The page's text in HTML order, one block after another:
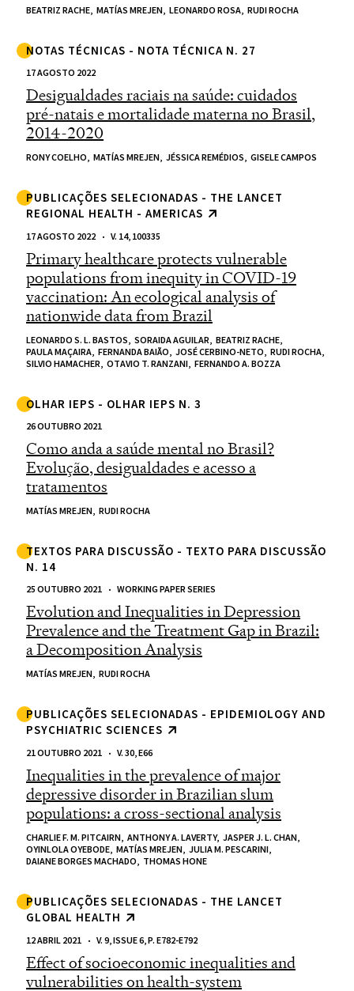
BEATRIZ RACHE, MATÍAS MREJEN, LEONARDO ROSA, RUDI ROCHA
NOTAS TÉCNICAS - NOTA TÉCNICA N. 27
17 AGOSTO 2022
Desigualdades raciais na saúde: cuidados
pré-natais e mortalidade materna no Brasil,
2014-2020
RONY COELHO, MATÍAS MREJEN, JÉSSICA REMÉDIOS, GISELE CAMPOS
PUBLICAÇÕES SELECIONADAS - THE LANCET
REGIONAL HEALTH - AMERICAS
17 AGOSTO 2022 V. 14, 100335
Primary healthcare protects vulnerable
populations from inequity in COVID-19
vaccination: An ecological analysis of
nationwide data from Brazil
LEONARDO S. L. BASTOS, SORAIDA AGUILAR, BEATRIZ RACHE,
PAULA MAÇAIRA, FERNANDA BAIÃO, JOSÉ CERBINO-NETO, RUDI ROCHA,
SILVIO HAMACHER, OTAVIO T. RANZANI, FERNANDO A. BOZZA
OLHAR IEPS - OLHAR IEPS N. 3
26 OUTUBRO 2021
Como anda a saúde mental no Brasil?
Evolução, desigualdades e acesso a
tratamentos
MATÍAS MREJEN, RUDI ROCHA
TEXTOS PARA DISCUSSÃO - TEXTO PARA DISCUSSÃO
N. 14
25 OUTUBRO 2021 WORKING PAPER SERIES
Evolution and Inequalities in Depression
Prevalence and the Treatment Gap in Brazil:
a Decomposition Analysis
MATÍAS MREJEN, RUDI ROCHA
PUBLICAÇÕES SELECIONADAS - EPIDEMIOLOGY AND
PSYCHIATRIC SCIENCES
21 OUTUBRO 2021 V. 30, E66
Inequalities in the prevalence of major
depressive disorder in Brazilian slum
populations: a cross-sectional analysis
CHARLIE F. M. PITCAIRN, ANTHONY A. LAVERTY, JASPER J. L. CHAN,
OYINLOLA OYEBODE, MATÍAS MREJEN, JULIA M. PESCARINI,
DAIANE BORGES MACHADO,
THOMAS HONE
PUBLICAÇÕES SELECIONADAS - THE LANCET
GLOBAL HEALTH
12 ABRIL 2021 V. 9, ISSUE 6, P. E782-E792
Effect of socioeconomic inequalities and
vulnerabilities on health-system